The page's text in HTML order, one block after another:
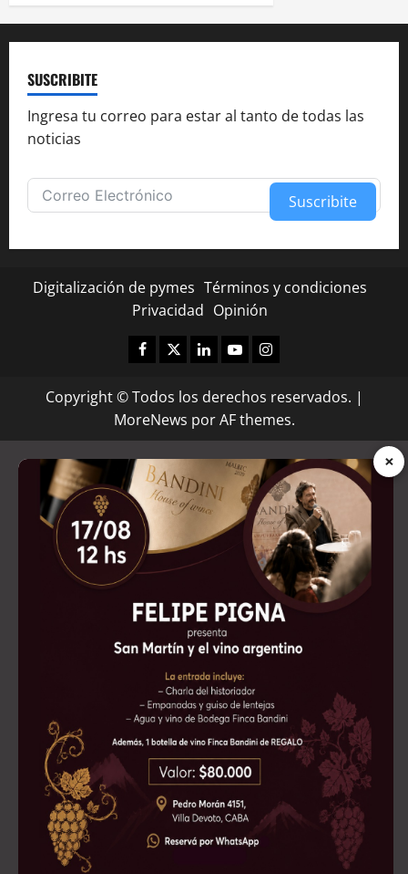
SUSCRIBITE
Ingresa tu correo para estar al tanto de todas las
noticias
Suscribite
Digitalización de pymes Términos y condiciones
Privacidad Opinión
Facebook
TwitterLinkedinYoutubeInstagram
Copyright © Todos los derechos reservados. |
MoreNews por AF themes.
×